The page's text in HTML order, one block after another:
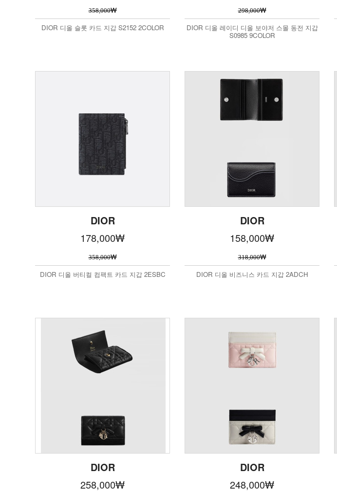
358,000₩
DIOR 디올 슬롯 카드 지갑 S2152 2COLOR
298,000₩
DIOR 디올 레이디 디올 보야저 스몰 동전 지갑
S0985 9COLOR
DIOR
178,000₩
358,000₩
DIOR 디올 버티컬 컴팩트 카드 지갑 2ESBC
DIOR
158,000₩
318,000₩
DIOR 디올 비즈니스 카드 지갑 2ADCH
DIOR
258,000₩
DIOR
248,000₩